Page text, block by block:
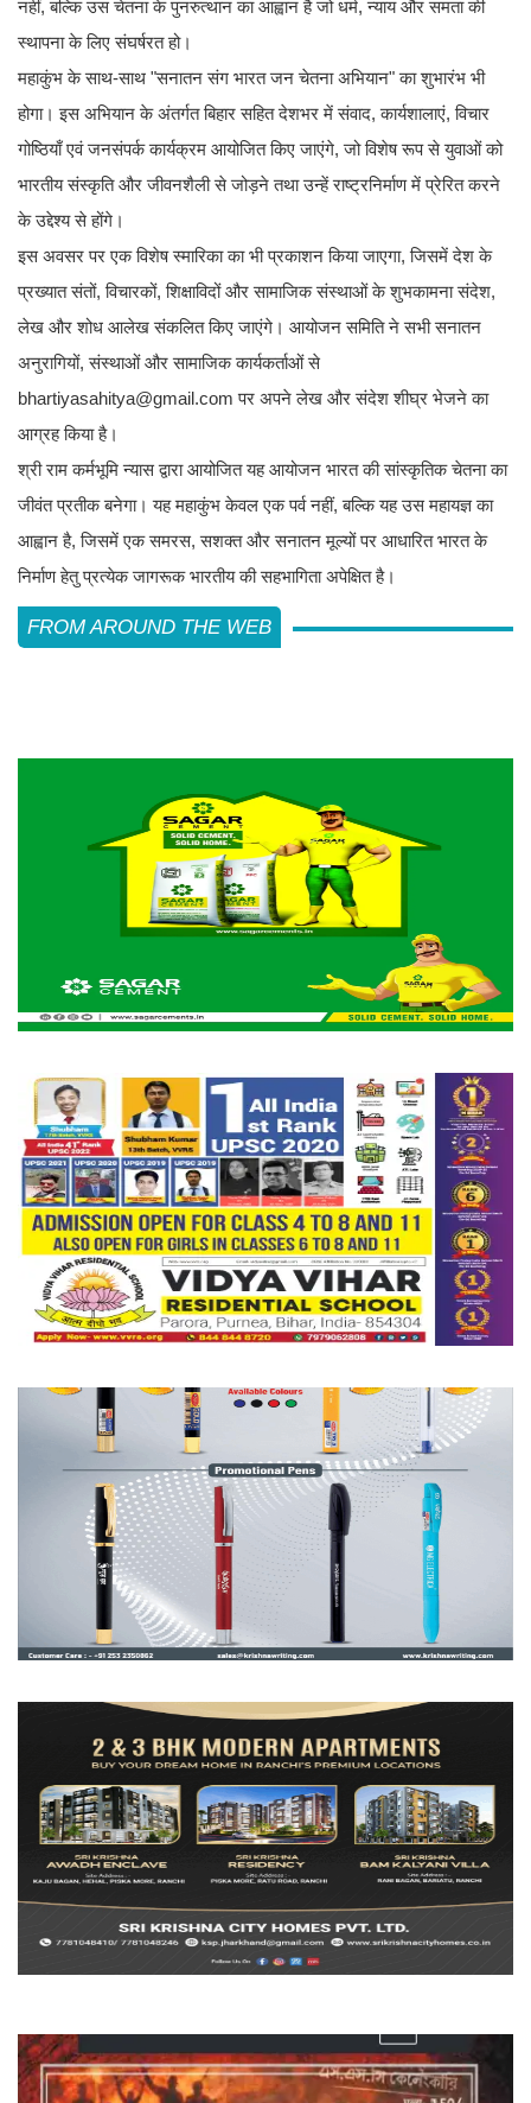
नहीं, बल्कि उस चेतना के पुनरुत्थान का आह्वान है जो धर्म, न्याय और समता की
स्थापना के लिए संघर्षरत हो।
महाकुंभ के साथ-साथ "सनातन संग भारत जन चेतना अभियान" का शुभारंभ भी
होगा। इस अभियान के अंतर्गत बिहार सहित देशभर में संवाद, कार्यशालाएं, विचार
गोष्ठियाँ एवं जनसंपर्क कार्यक्रम आयोजित किए जाएंगे, जो विशेष रूप से युवाओं को
भारतीय संस्कृति और जीवनशैली से जोड़ने तथा उन्हें राष्ट्रनिर्माण में प्रेरित करने
के उद्देश्य से होंगे।
इस अवसर पर एक विशेष स्मारिका का भी प्रकाशन किया जाएगा, जिसमें देश के
प्रख्यात संतों, विचारकों, शिक्षाविदों और सामाजिक संस्थाओं के शुभकामना संदेश,
लेख और शोध आलेख संकलित किए जाएंगे। आयोजन समिति ने सभी सनातन
अनुरागियों, संस्थाओं और सामाजिक कार्यकर्ताओं से
bhartiyasahitya@gmail.com पर अपने लेख और संदेश शीघ्र भेजने का
आग्रह किया है।
श्री राम कर्मभूमि न्यास द्वारा आयोजित यह आयोजन भारत की सांस्कृतिक चेतना का
जीवंत प्रतीक बनेगा। यह महाकुंभ केवल एक पर्व नहीं, बल्कि यह उस महायज्ञ का
आह्वान है, जिसमें एक समरस, सशक्त और सनातन मूल्यों पर आधारित भारत के
निर्माण हेतु प्रत्येक जागरूक भारतीय की सहभागिता अपेक्षित है।
FROM AROUND THE WEB